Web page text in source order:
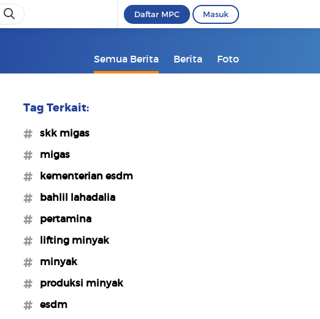
Daftar MPC Masuk
Semua Berita Berita Foto
Tag Terkait:
#skk migas
#migas
#kementerian esdm
#bahlil lahadalia
#pertamina
#lifting minyak
#minyak
#produksi minyak
#esdm